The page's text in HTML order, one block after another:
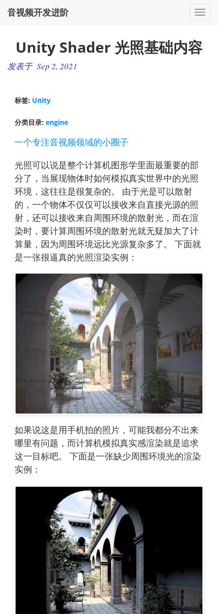
切
导
航
音视频开发进阶
Unity Shader 光照基础内容
发表于 Sep 2, 2021
标签: Unity
分类目录: engine
一个专注音视频领域的小圈子
光照可以说是整个计算机图形学里面最重要的部
分了，当展现物体时如何模拟真实世界中的光照
环境，这往往是很复杂的。 由于光是可以散射
的，一个物体不仅仅可以接收来自直接光源的照
射，还可以接收来自周围环境的散射光，而在渲
染时，要计算周围环境的散射光就无疑加大了计
算量，因为周围环境远比光源复杂多了。 下面就
是一张很逼真的光照渲染实例：
如果说这是用手机拍的照片，可能我都分不出来
哪里有问题，而计算机模拟真实感渲染就是追求
这一目标吧。 下面是一张缺少周围环境光的渲染
实例：